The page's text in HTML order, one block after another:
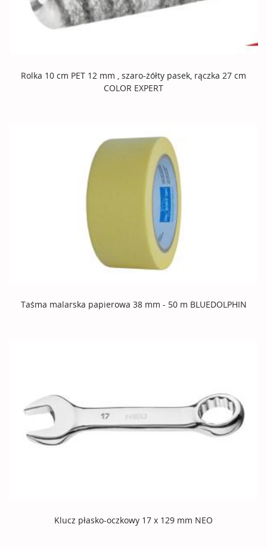
Rolka 10 cm PET 12 mm , szaro-żółty pasek, rączka 27 cm
COLOR EXPERT
Taśma malarska papierowa 38 mm - 50 m BLUEDOLPHIN
Klucz płasko-oczkowy 17 x 129 mm NEO